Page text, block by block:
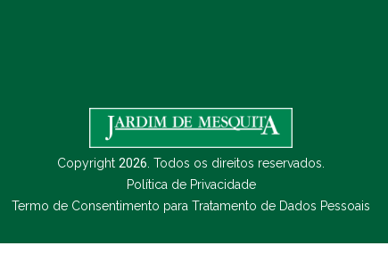
Copyright 2026 . Todos os direitos reservados.
Política de Privacidade
Termo de Consentimento para Tratamento de Dados Pessoais